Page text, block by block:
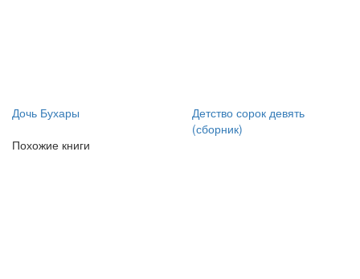
Дочь Бухары
Детство сорок девять
(сборник)
Похожие книги